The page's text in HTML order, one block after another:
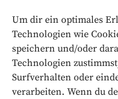
Um dir ein optimales
Technologien wie
speichern und/oder
Technologien
Surfverhalten oder
verarbeiten. Wenn du
HTML zur
von